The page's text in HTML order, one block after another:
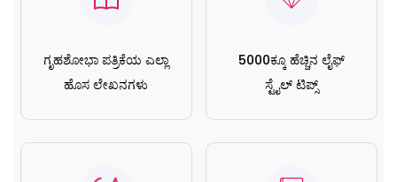
ಗೃಹಶೋಭಾ ಪತ್ರಿಕೆಯ ಎಲ್ಲಾ
ಹೊಸ ಲೇಖನಗಳು
5000ಕ್ಕೂ ಹೆಚ್ಚಿನ ಲೈಫ್
ಸ್ಟೈಲ್ ಟಿಪ್ಸ್